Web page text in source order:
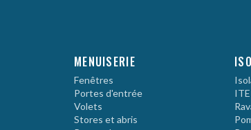
MENUISERIE
Fenêtres
Portes d'entrée
Volets
Stores et abris
ITE